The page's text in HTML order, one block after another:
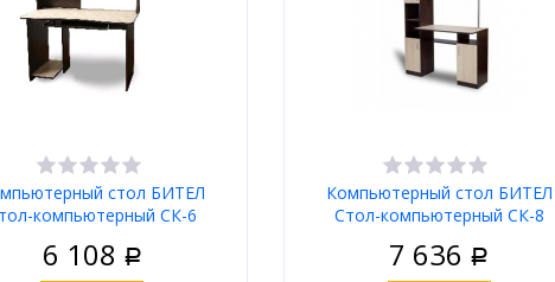
стол БИТЕЛ
компьютерный СК-6
6 108 Р
Компьютерный стол БИТЕЛ
Стол-компьютерный СК-8
7 636 Р